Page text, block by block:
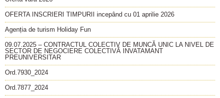
OFERTA INSCRIERI TIMPURII incepând cu 01 aprilie 2026
Agenția de turism Holiday Fun
09.07.2025 – CONTRACTUL COLECTIV DE MUNCĂ UNIC LA NIVEL DE
SECTOR DE NEGOCIERE COLECTIVĂ INVATAMANT
PREUNIVERSITAR
Ord.7930_2024
Ord.7877_2024